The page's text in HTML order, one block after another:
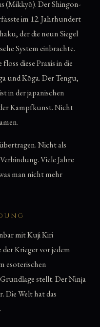
(Mikkyō). Der Shingon-
im 12. Jahrhundert
der die neun Siegel
System einbrachte.
diese Praxis in die
und Kōga. Der Tengu,
in der japanischen
Kampfkunst. Nicht
Nicht als
Viele Jahre
man nicht mehr
mit Kuji Kiri
Krieger vor jedem
esoterischen
stellt. Der Ninja
Die Welt hat das